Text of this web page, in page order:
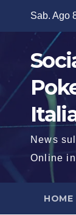
Sab. Ago
News
Online
HOME